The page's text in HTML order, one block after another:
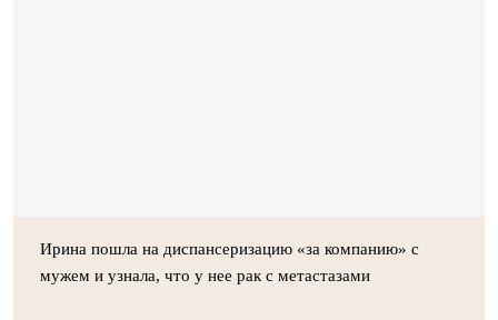
Ирина пошла на диспансеризацию «за компанию» с
мужем и узнала, что у нее рак с метастазами